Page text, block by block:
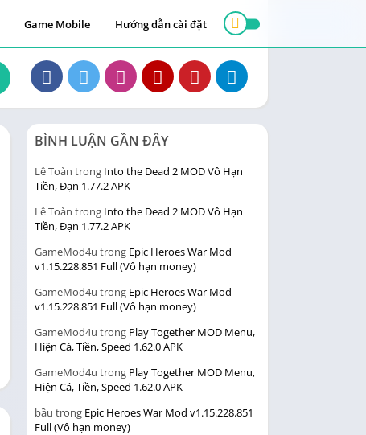
Game Mobile Hướng dẫn cài đặt
BÌNH LUẬN GẦN ĐÂY
Lê Toàn trong Into the Dead 2 MOD Vô Hạn
Tiền, Đạn 1.77.2 APK
Lê Toàn trong Into the Dead 2 MOD Vô Hạn
Tiền, Đạn 1.77.2 APK
GameMod4u trong Epic Heroes War Mod
v1.15.228.851 Full (Vô hạn money)
GameMod4u trong Epic Heroes War Mod
v1.15.228.851 Full (Vô hạn money)
GameMod4u trong Play Together MOD Menu,
Hiện Cá, Tiền, Speed 1.62.0 APK
GameMod4u trong Play Together MOD Menu,
Hiện Cá, Tiền, Speed 1.62.0 APK
bầu trong Epic Heroes War Mod v1.15.228.851
Full (Vô hạn money)